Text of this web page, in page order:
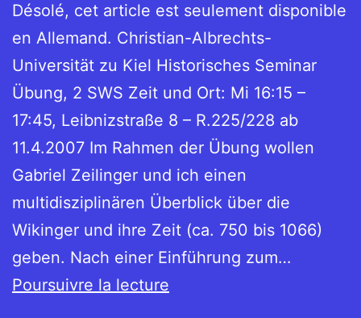
Désolé, cet article est seulement disponible
en Allemand. Christian-Albrechts-
Universität zu Kiel Historisches Seminar
Übung, 2 SWS Zeit und Ort: Mi 16:15 –
17:45, Leibnizstraße 8 – R.225/228 ab
11.4.2007 Im Rahmen der Übung wollen
Gabriel Zeilinger und ich einen
multidisziplinären Überblick über die
Wikinger und ihre Zeit (ca. 750 bis 1066)
geben. Nach einer Einführung zum…
Poursuivre la lecture